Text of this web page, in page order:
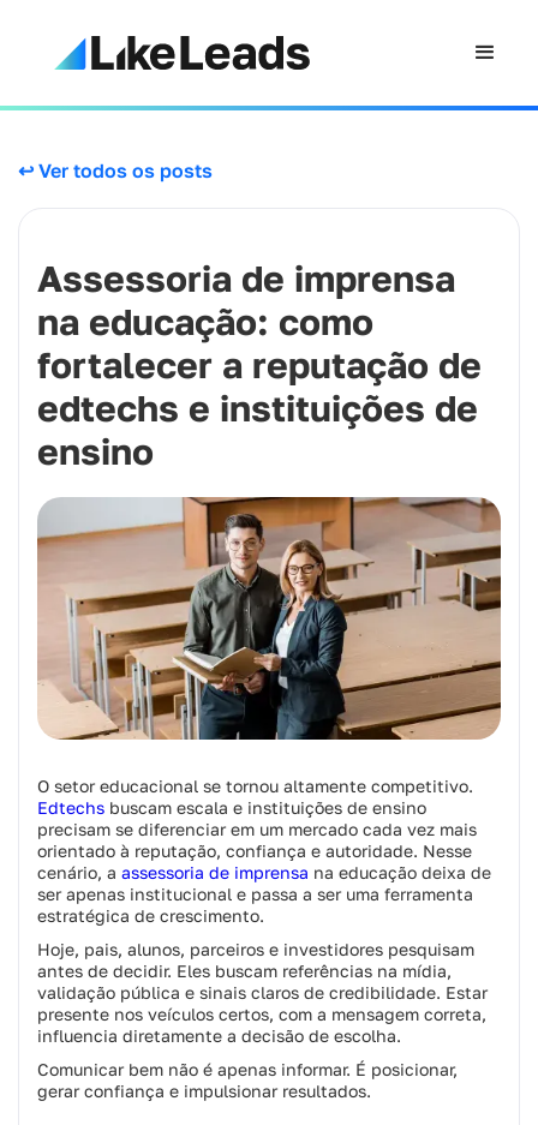
↩ Ver todos os posts
Assessoria de imprensa
na educação: como
fortalecer a reputação de
edtechs e instituições de
ensino
O setor educacional se tornou altamente competitivo.
Edtechs buscam escala e instituições de ensino
precisam se diferenciar em um mercado cada vez mais
orientado à reputação, confiança e autoridade. Nesse
cenário, a assessoria de imprensa na educação deixa de
ser apenas institucional e passa a ser uma ferramenta
estratégica de crescimento.
Hoje, pais, alunos, parceiros e investidores pesquisam
antes de decidir. Eles buscam referências na mídia,
validação pública e sinais claros de credibilidade. Estar
presente nos veículos certos, com a mensagem correta,
influencia diretamente a decisão de escolha.
Comunicar bem não é apenas informar. É posicionar,
gerar confiança e impulsionar resultados.